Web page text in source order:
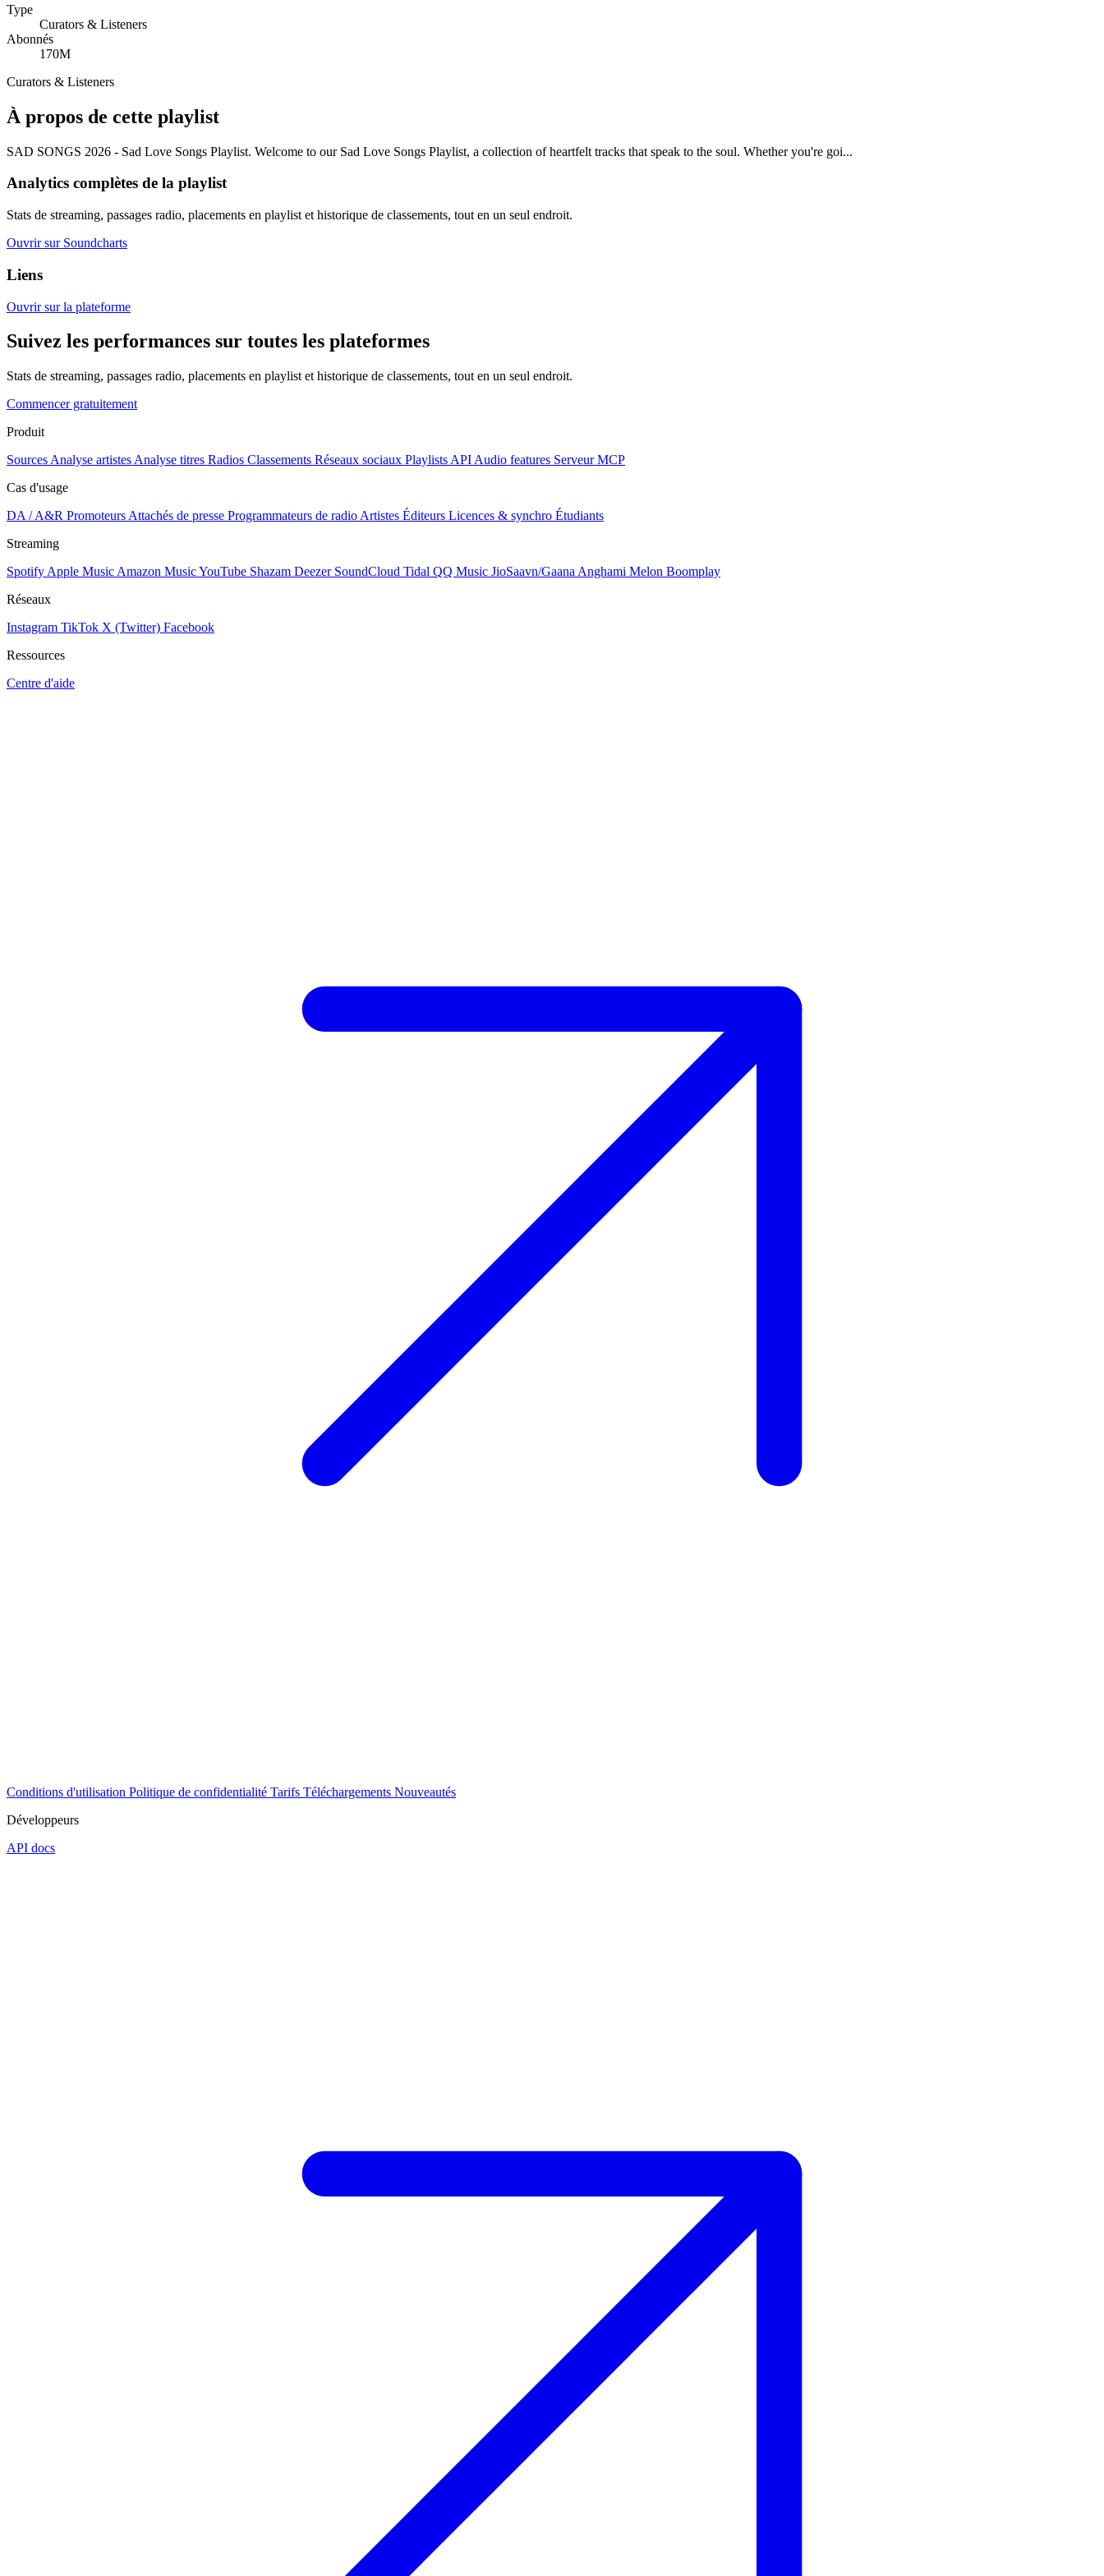
Type
Curators & Listeners
Abonnés
170M
Curators & Listeners
À propos de cette playlist
SAD SONGS 2026 - Sad Love Songs Playlist. Welcome to our Sad Love Songs Playlist, a collection of heartfelt tracks that speak to the soul. Whether you're goi...
Analytics complètes de la playlist
Stats de streaming, passages radio, placements en playlist et historique de classements, tout en un seul endroit.
Ouvrir sur Soundcharts
Liens
Ouvrir sur la plateforme
Suivez les performances sur toutes les plateformes
Stats de streaming, passages radio, placements en playlist et historique de classements, tout en un seul endroit.
Commencer gratuitement
Produit
Sources Analyse artistes Analyse titres Radios Classements Réseaux sociaux Playlists API Audio features Serveur MCP
Cas d'usage
DA / A&R Promoteurs Attachés de presse Programmateurs de radio Artistes Éditeurs Licences & synchro Étudiants
Streaming
Spotify Apple Music Amazon MusicYouTube Shazam Deezer SoundCloud Tidal QQ Music JioSaavn/Gaana Anghami Melon Boomplay
Réseaux
Instagram TikTok X (Twitter) Facebook
Ressources
Centre d'aide
Conditions d'utilisation Politique de confidentialité Tarifs Téléchargements Nouveautés
Développeurs
API docs